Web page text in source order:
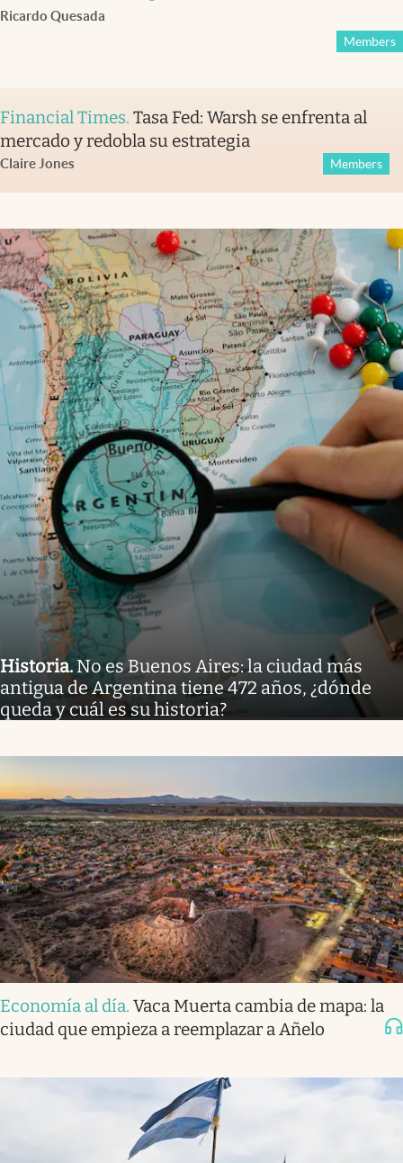
Ricardo Quesada
Members
Financial Times. Tasa Fed: Warsh se enfrenta al
mercado y redobla su estrategia
Claire Jones Members
Historia. No es Buenos Aires: la ciudad más
antigua de Argentina tiene 472 años, ¿dónde
queda y cuál es su historia?
Economía al día. Vaca Muerta cambia de mapa: la
ciudad que empieza a reemplazar a Añelo